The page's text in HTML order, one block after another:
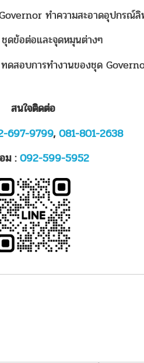
ทำความสะอาดอุปกรณ์
ดข้อต่อและจุดหมุนต่างๆ
ทดสอบการทำงานของชุด
สนใจติดต่อ
697-9799, 081-801-2638
ม :092-599-5952